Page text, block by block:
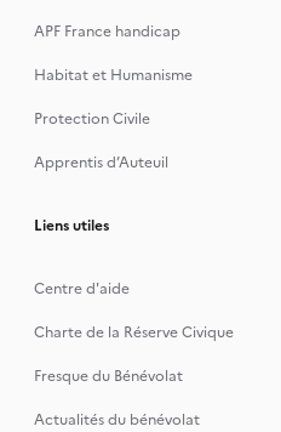
APF France handicap
Habitat et Humanisme
Protection Civile
Apprentis d’Auteuil
Liens utiles
Centre d'aide
Charte de la Réserve Civique
Fresque du Bénévolat
Actualités du bénévolat